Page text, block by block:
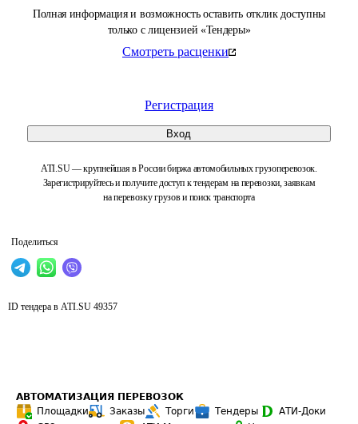
Полная информация и возможность оставить отклик доступны
только с лицензией «Тендеры»
Смотреть расценки
Регистрация
Вход
ATI.SU — крупнейшая в России биржа автомобильных грузоперевозок.
Зарегистрируйтесь и получите доступ к тендерам на перевозки, заявкам
на перевозку грузов и поиск транспорта
Поделиться
ID тендера в ATI.SU 49357
АВТОМАТИЗАЦИЯ ПЕРЕВОЗОК
Площадки
Заказы Торги Тендеры
АТИ-Доки